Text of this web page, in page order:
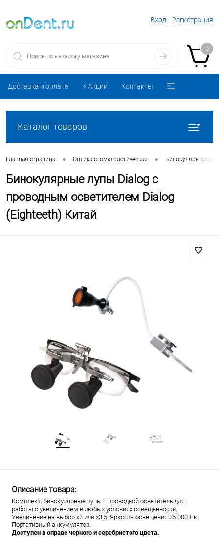
Вход Регистрация
0
Доставка и оплата ⚡️ Акции Контакты
Каталог товаров
Главная страница • Оптика стоматологическая • Бинокуляры
Бинокулярные лупы Dialog с
проводным осветителем Dialog
(Eighteeth) Китай
Описание товара:
Комплект: бинокулярные лупы + проводной осветитель для
работы с увеличением в любых условиях освещённости.
Увеличение на выбор x3 или x3.5. Яркость освещения 35 000 Лк.
Портативный аккумулятор.
Доступен в оправе черного и серебристого цвета.